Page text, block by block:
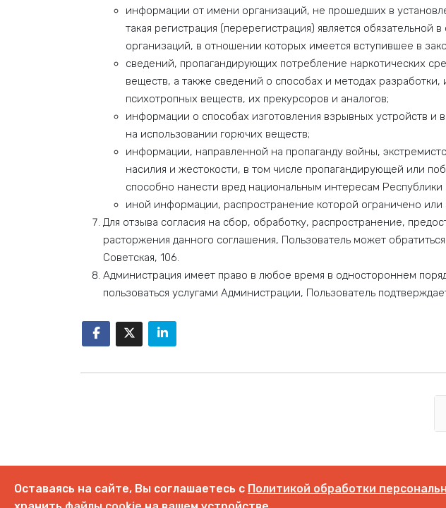
информации от имени организаций, не прошедших в
такая регистрация (перерегистрация) является
организаций, в отношении которых имеется вступившее в
сведений, пропагандирующих потребление наркотических
веществ, а также сведений о способах и методах
психотропных веществ, их прекурсоров и аналогов;
информации о способах изготовления взрывных устройств
на использовании горючих веществ;
информации, направленной на пропаганду войны,
насилия и жестокости, в том числе пропагандирующей или
способно нанести вред национальным интересам Республики
иной информации, распространение которой ограничено
Для отзыва согласия на сбор, обработку, распространение,
расторжения данного соглашения, Пользователь может
Советская, 106.
Администрация имеет право в любое время в одностороннем
пользоваться услугами Администрации, Пользователь
Оставаясь на сайте, Вы соглашаетесь с Политикой обработки